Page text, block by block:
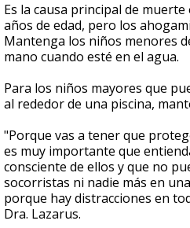
Es la causa principal de
años de edad, pero los
Mantenga los niños menores
mano cuando esté en el agua.
Para los niños mayores que
al rededor de una piscina,
"Porque vas a tener que
es muy importante que
consciente de ellos y que no
socorristas ni nadie más en
porque hay distracciones en
Dra. Lazarus.